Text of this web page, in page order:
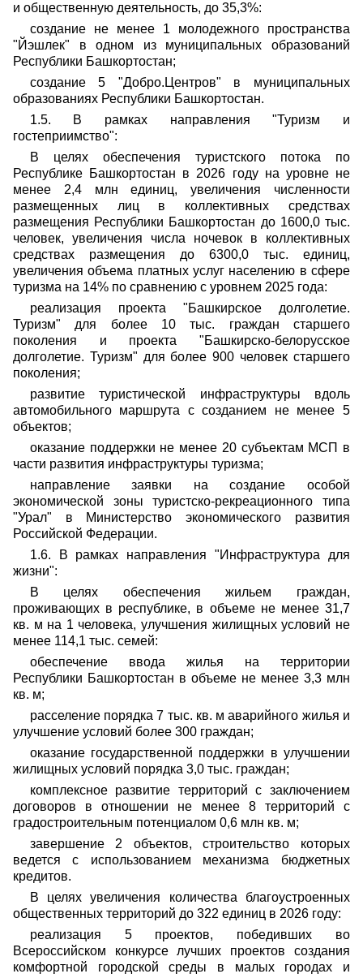
и общественную деятельность, до 35,3%:
создание не менее 1 молодежного пространства
"Йэшлек" в одном из муниципальных образований
Республики Башкортостан;
создание 5 "Добро.Центров" в муниципальных
образованиях Республики Башкортостан.
1.5. В рамках направления "Туризм и
гостеприимство":
В целях обеспечения туристского потока по
Республике Башкортостан в 2026 году на уровне не
менее 2,4 млн единиц, увеличения численности
размещенных лиц в коллективных средствах
размещения Республики Башкортостан до 1600,0 тыс.
человек, увеличения числа ночевок в коллективных
средствах размещения до 6300,0 тыс. единиц,
увеличения объема платных услуг населению в сфере
туризма на 14% по сравнению с уровнем 2025 года:
реализация проекта "Башкирское долголетие.
Туризм" для более 10 тыс. граждан старшего
поколения и проекта "Башкирско-белорусское
долголетие. Туризм" для более 900 человек старшего
поколения;
развитие туристической инфраструктуры вдоль
автомобильного маршрута с созданием не менее 5
объектов;
оказание поддержки не менее 20 субъектам МСП в
части развития инфраструктуры туризма;
направление заявки на создание особой
экономической зоны туристско-рекреационного типа
"Урал" в Министерство экономического развития
Российской Федерации.
1.6. В рамках направления "Инфраструктура для
жизни":
В целях обеспечения жильем граждан,
проживающих в республике, в объеме не менее 31,7
кв. м на 1 человека, улучшения жилищных условий не
менее 114,1 тыс. семей:
обеспечение ввода жилья на территории
Республики Башкортостан в объеме не менее 3,3 млн
кв. м;
расселение порядка 7 тыс. кв. м аварийного жилья и
улучшение условий более 300 граждан;
оказание государственной поддержки в улучшении
жилищных условий порядка 3,0 тыс. граждан;
комплексное развитие территорий с заключением
договоров в отношении не менее 8 территорий с
градостроительным потенциалом 0,6 млн кв. м;
завершение 2 объектов, строительство которых
ведется с использованием механизма бюджетных
кредитов.
В целях увеличения количества благоустроенных
общественных территорий до 322 единиц в 2026 году:
реализация 5 проектов, победивших во
Всероссийском конкурсе лучших проектов создания
комфортной городской среды в малых городах и